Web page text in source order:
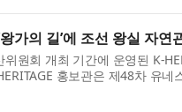
가의 길’에 조선 왕실 자연
원회 개최 기간에 운영된 K-
홍보관은 제48차 유